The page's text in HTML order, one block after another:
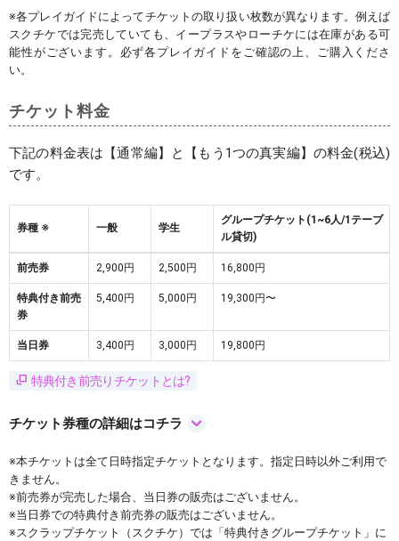
※各プレイガイドによってチケットの取り扱い枚数が異なります。例えば
スクチケでは完売していても、イープラスやローチケには在庫がある可
能性がございます。必ず各プレイガイドをご確認の上、ご購入くださ
い。
チケット料金
下記の料金表は【通常編】と【もう1つの真実編】の料金(税込)
です。
券種 ※ 一般 学生
グループチケット(1~6人/1テーブ
ル貸切)
前売券 2,900円 2,500円 16,800円
特典付き前売
券
5,400円 5,000円 19,300円〜
当日券 3,400円 3,000円 19,800円
特典付き前売りチケットとは?
チケット券種の詳細はコチラ
※本チケットは全て日時指定チケットとなります。指定日時以外ご利用で
きません。
※前売券が完売した場合、当日券の販売はございません。
※当日券での特典付き前売券の販売はございません。
※スクラップチケット（スクチケ）では「特典付きグループチケット」に